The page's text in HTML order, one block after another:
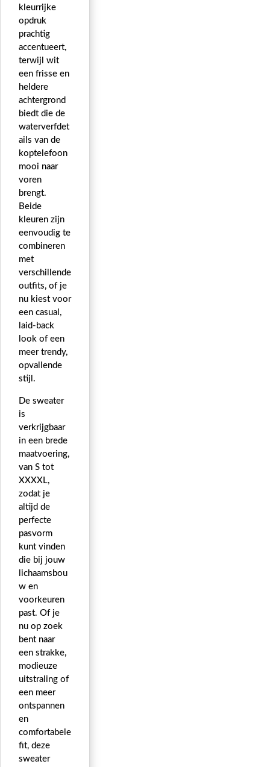
kleurrijke
opdruk
prachtig
accentueert,
terwijl wit
een frisse en
heldere
achtergrond
biedt die de
waterverfdet
ails van de
koptelefoon
mooi naar
voren
brengt.
Beide
kleuren zijn
eenvoudig te
combineren
met
verschillende
outfits, of je
nu kiest voor
een casual,
laid-back
look of een
meer trendy,
opvallende
stijl.
De sweater
is
verkrijgbaar
in een brede
maatvoering,
van S tot
XXXXL,
zodat je
altijd de
perfecte
pasvorm
kunt vinden
die bij jouw
lichaamsbou
w en
voorkeuren
past. Of je
nu op zoek
bent naar
een strakke,
modieuze
uitstraling of
een meer
ontspannen
en
comfortabele
fit, deze
sweater